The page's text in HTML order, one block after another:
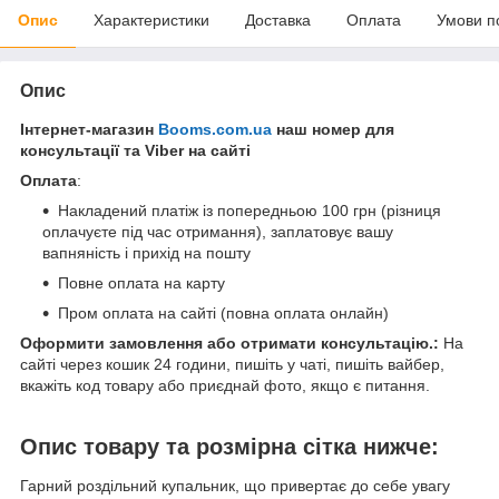
Опис Характеристики Доставка Оплата Умови
Опис
Інтернет-магазин Booms.com.ua наш номер для
консультації та Viber на сайті
Оплата:
Накладений платіж із попередньою 100 грн (різниця
оплачуєте під час отримання), заплатовує вашу
вапняність і прихід на пошту
Повне оплата на карту
Пром оплата на сайті (повна оплата онлайн)
Оформити замовлення або отримати консультацію.: На
сайті через кошик 24 години, пишіть у чаті, пишіть вайбер,
вкажіть код товару або приєднай фото, якщо є питання.
Опис товару та розмірна сітка нижче:
Гарний роздільний купальник, що привертає до себе увагу